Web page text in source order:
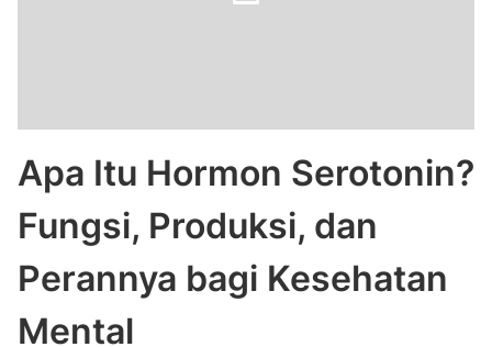
Apa Itu Hormon Serotonin?
Fungsi, Produksi, dan
Perannya bagi Kesehatan
Mental